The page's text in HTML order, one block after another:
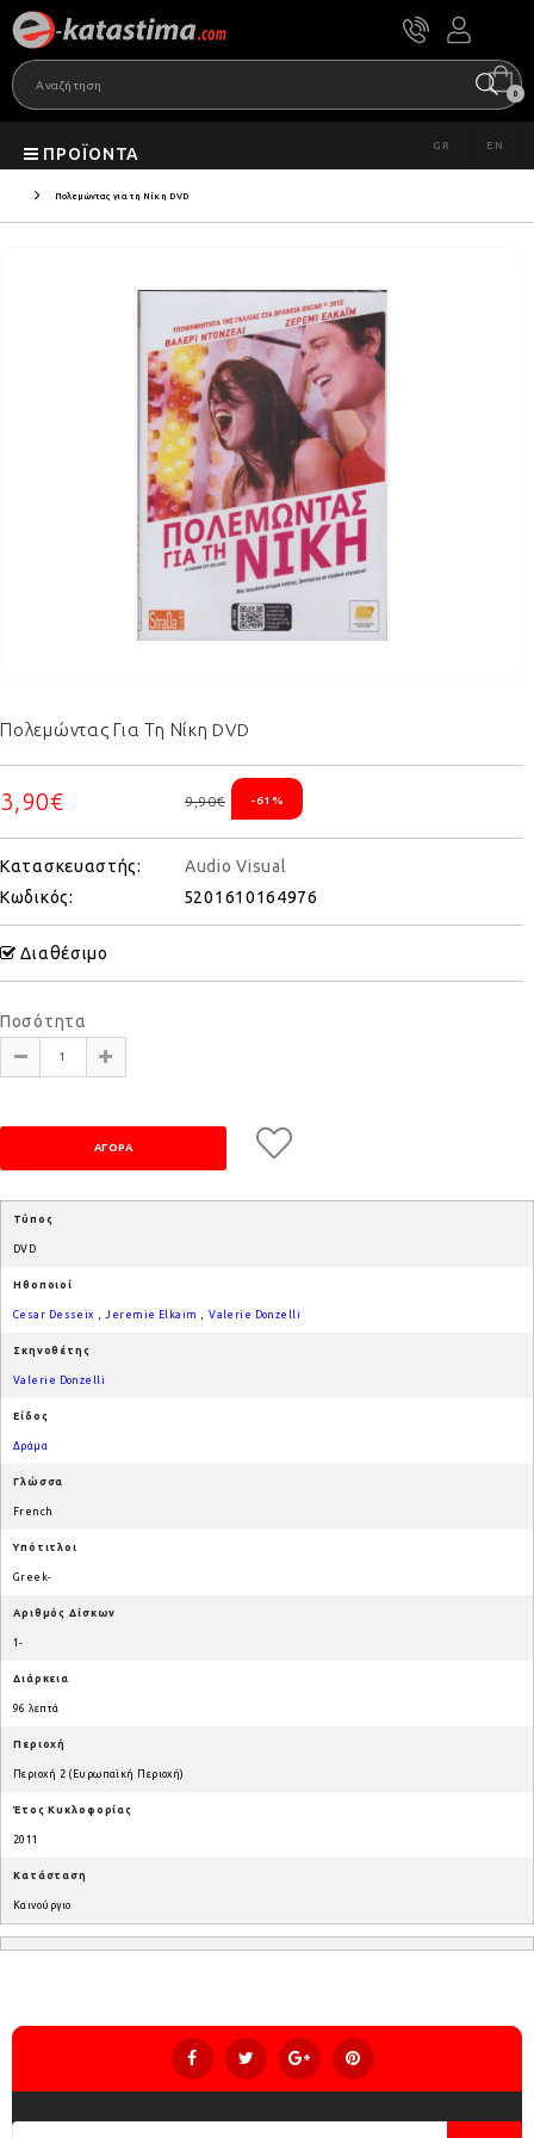
0
ΠΡΟΪΌΝΤΑ GR EN
Πολεμώντας για τη Νίκη DVD
Πολεμώντας Για Τη Νίκη DVD
3,90€ 9,90€ -61%
Κατασκευαστής:
Audio Visual
Κωδικός:
5201610164976
Διαθέσιμο
Ποσότητα
Τύπος
DVD
Ηθοποιοί
Cesar Desseix Jeremie Elkaim ,Valerie Donzelli
Σκηνοθέτης
Valerie Donzelli
Είδος
Δράμα
Γλώσσα
French
Υπότιτλοι
Greek-
Αριθμός Δίσκων
1-
Διάρκεια
96 λεπτά
Περιοχή
Περιοχή 2 (Ευρωπαϊκή Περιοχή)
Έτος Κυκλοφορίας
2011
Κατάσταση
Καινούργιο